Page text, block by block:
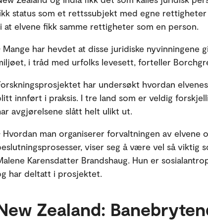
status som et rettssubjekt med egne rettigheter
at elvene fikk samme rettigheter som en person.
Mange har hevdet at disse juridiske nyvinningene
i tråd med urfolks levesett, forteller
har undersøkt hvordan
innført i praksis. I tre land som er veldig
avgjørelsene slått helt ulikt ut.
Hvordan man organiserer forvaltningen av elvene
viser seg å være vel så viktig
Karensdatter Brandshaug. Hun er
har deltatt i prosjektet.
Zealand: